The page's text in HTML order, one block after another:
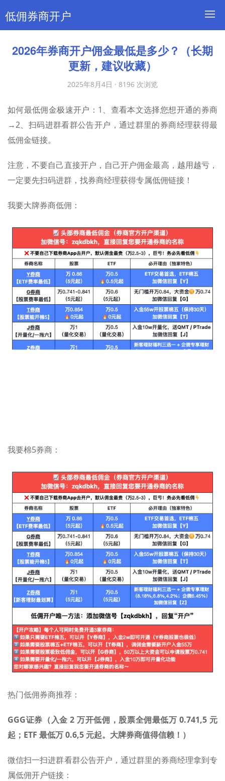
低佣券商开户
2026年券商开户佣金最低是多少？（长期
更新，建议收藏）
2025年8月4日 · 8196 次浏览
如何最低佣金极速开户：1、查看本文选择您想开通的券商
→2、扫码进群看群公告开户，通过群里的券商经理获得最
低佣金链接。
注意，不要自己直接开户，自己开户佣金最高，越用越亏，
一定要先扫码进群，找券商经理获得专属低佣链接！
我要大牌券商低佣：
我要棉5券商：
热门低佣券商推荐：
GGG证券（入金 2 万开低佣，股票全佣最低万 0.741,5 元
起；ETF 最低万 0.6,5 元起。大牌券商值得信赖！）
微信扫一扫进群看群公告开户，通过群里的券商经理拿到专
属低佣开户链接：